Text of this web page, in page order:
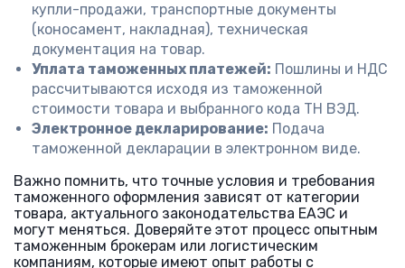
купли-продажи, транспортные документы
(коносамент, накладная), техническая
документация на товар.
Уплата таможенных платежей: Пошлины и НДС
рассчитываются исходя из таможенной
стоимости товара и выбранного кода ТН ВЭД.
Электронное декларирование: Подача
таможенной декларации в электронном виде.
Важно помнить, что точные условия и требования
таможенного оформления зависят от категории
товара, актуального законодательства ЕАЭС и
могут меняться. Доверяйте этот процесс опытным
таможенным брокерам или логистическим
компаниям, которые имеют опыт работы с